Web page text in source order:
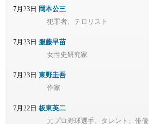
7月23日 岡本公三
犯罪者、テロリスト
7月23日 服藤早苗
女性史研究家
7月23日 東野圭吾
作家
7月22日 板東英二
元プロ野球選手、タレント、俳優